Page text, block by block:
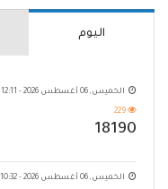
اليوم
الخميس, 06 أغسطس 2026 - 12:11 ص
229
18190
الخميس, 06 أغسطس 2026 - 10:32 م